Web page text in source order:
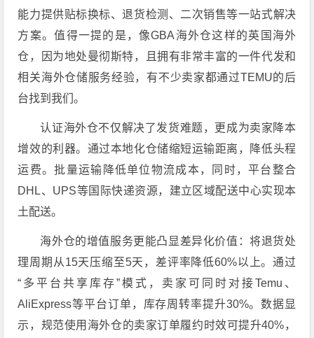
能力提供贴标换标、退货检测、二次销售等一站式解决
方案。值得一提的是，像GBA海外仓这样的英国海外
仓，因为地处曼彻斯特，且拥有非常丰富的一件代发和
相关海外仓储服务经验，有不少卖家都通过TEMU的后
台找到我们。
认证海外仓不仅解决了发货难题，更成为卖家降本
增效的利器。通过本地化仓储缩短运输距离，降低头程
运费。批量运输降低单位物流成本，同时，平台整合
DHL、UPS等国际快递资源，建立区域配送中心实现本
土配送。
海外仓的增值服务更能凸显差异化价值：将退货处
理周期从15天压缩至5天，差评率降低60%以上。通过
“多平台共享库存”模式，卖家可同时对接Temu、
AliExpress等平台订单，库存周转率提升30%。数据显
示，规范使用海外仓的卖家订单履约时效可提升40%，